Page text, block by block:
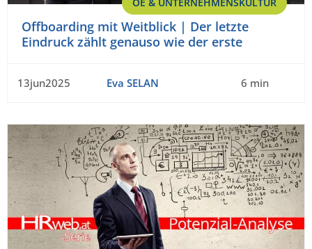
OE & UNTERNEHMENSKULTUR
Offboarding mit Weitblick | Der letzte
Eindruck zählt genauso wie der erste
13jun2025 Eva SELAN 6 min